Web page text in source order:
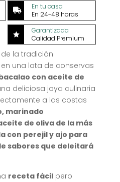

En tu casa
En 24-48 horas

Garantizada
Calidad Premium
de la tradición
una lata de conservas
con aceite de
deliciosa joya culinaria
a las costas
marinado
de oliva de la más
con perejil y ajo para
sabores que deleitará
receta fácilpero